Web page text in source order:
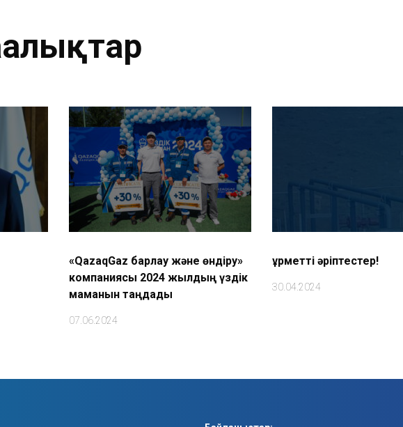
«QazaqGaz барлау және өндіру»
компаниясы 2024 жылдың үздік
маманын таңдады
07.06.2024
Құрметті әріптестер!
30.04.2024